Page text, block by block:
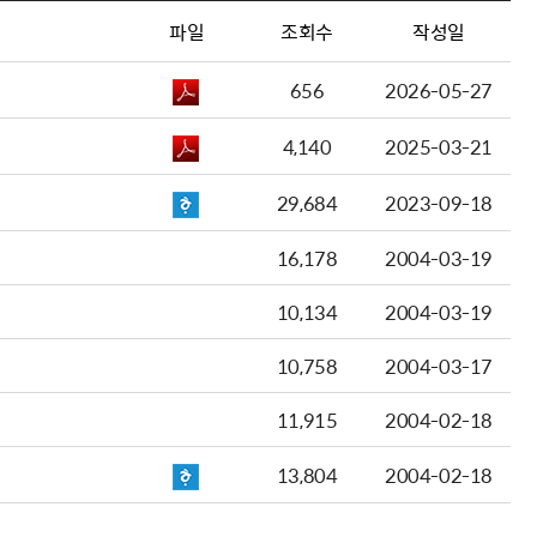
파일 조회수 작성일
656
2026-05-27
4,140
2025-03-21
29,684
2023-09-18
16,178
2004-03-19
10,134
2004-03-19
10,758
2004-03-17
11,915
2004-02-18
13,804
2004-02-18